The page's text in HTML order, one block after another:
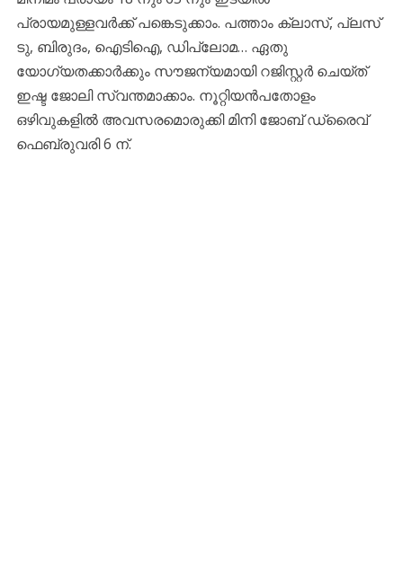
പ്രായമുള്ളവര്‍ക്ക് പങ്കെടുക്കാം. പത്താം ക്ലാസ്, പ്ലസ്
ടു, ബിരുദം, ഐടിഐ, ഡിപ്ലോമ… ഏതു
യോഗ്യതക്കാർക്കും സൗജന്യമായി റജിസ്റ്റർ ചെയ്ത്
ഇഷ്ട ജോലി സ്വന്തമാക്കാം. നൂറ്റിയൻപതോളം
ഒഴിവുകളിൽ അവസരമൊരുക്കി മിനി ജോബ് ഡ്രൈവ്
ഫെബ്രുവരി 6 ന്.